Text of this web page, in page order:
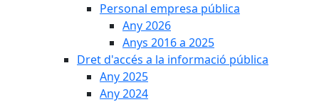
Personal empresa pública
Any 2026
Anys 2016 a 2025
Dret d'accés a la informació pública
Any 2025
Any 2024